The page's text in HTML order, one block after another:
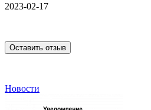
2023-02-17
Оставить отзыв
Новости